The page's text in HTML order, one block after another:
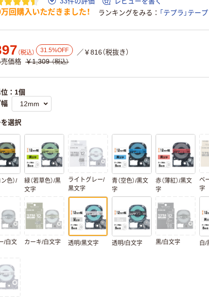
回購入いただきました！ ランキングをみる 「テプラ」テープ
（税込） 31.5%OFF
／￥816（税抜き）
価格 ￥1,309 （税込）
：1個
選択
色）/
緑（若草色）/黒
文字
ライトグレー/
黒文字
青（空色）/黒文
字
赤（薄紅）/黒文
字
ベ
字
/白文
カーキ/白文字 透明/黒文字 透明/白文字 黒/白文字 白/